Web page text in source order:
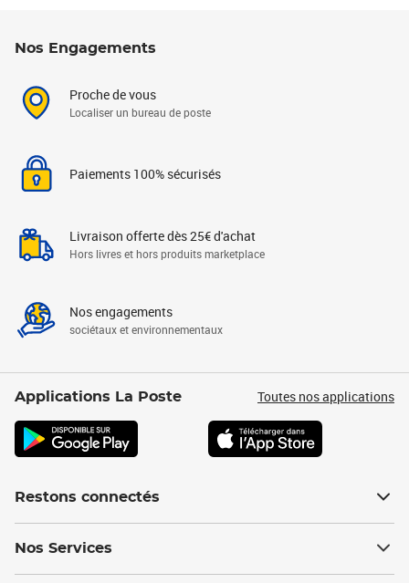
Nos Engagements
Proche de vous
Localiser un bureau de poste
Paiements 100% sécurisés
Livraison offerte dès 25€ d'achat
Hors livres et hors produits marketplace
Nos engagements
sociétaux et environnementaux
Applications La Poste Toutes nos applications
Restons connectés
Nos Services